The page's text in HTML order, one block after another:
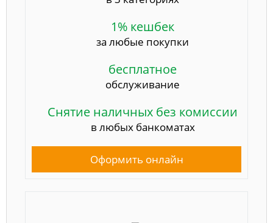
1% кешбек
за любые покупки
бесплатное
обслуживание
Снятие наличных без комиссии
в любых банкоматах
Оформить онлайн